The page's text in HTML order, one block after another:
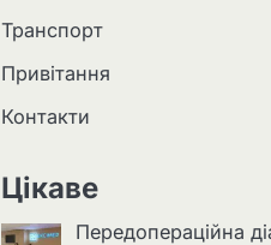
Транспорт
Привітання
Контакти
Цікаве
Передопераційна